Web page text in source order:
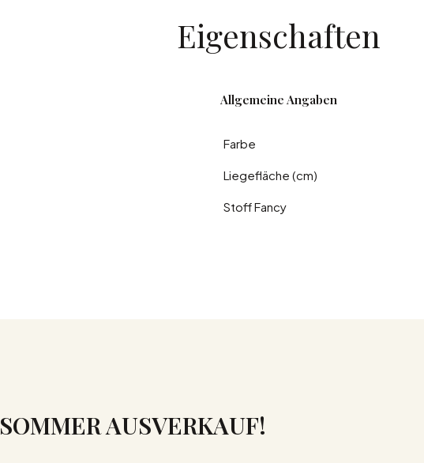
Eigenschaften
Allgemeine Angaben
Farbe
Liegefläche (cm)
Stoff Fancy
SOMMER AUSVERKAUF!